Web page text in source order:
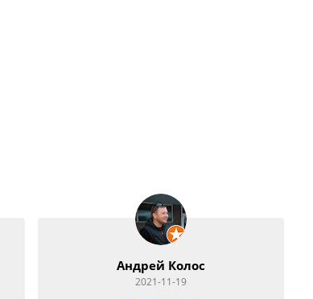
User Name
2021-11-04